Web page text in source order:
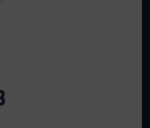
Systém umožňuje
ideální mezistupeň
a to jak pro